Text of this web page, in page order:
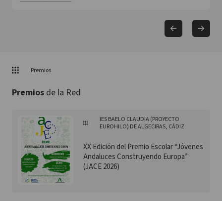
Premios
Premios de la Red
IES BAELO CLAUDIA (PROYECTO
EUROHILO) DE ALGECIRAS, CÁDIZ
XX Edición del Premio Escolar “Jóvenes
Andaluces Construyendo Europa”
(JACE 2026)